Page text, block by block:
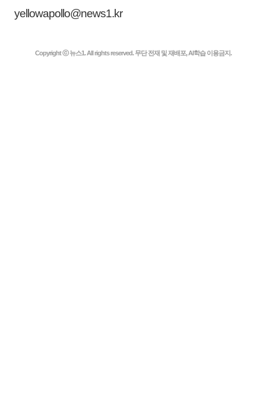
yellowapollo@news1.kr
Copyright ⓒ 뉴스1. All rights reserved. 무단 전재 및 재배포, AI학습 이용금지.